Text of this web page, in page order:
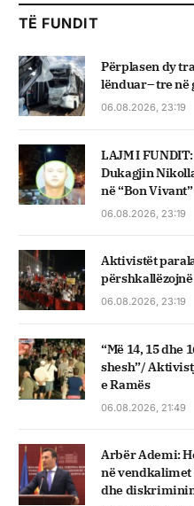
TË FUNDIT
Përplasen dy
lënduar– tre
06.08.2026, 23:19
LAJM I
Dukagjin
në “Bon Vivant”
06.08.2026, 23:19
Aktivistët
06.08.2026, 23:19
“Më 14, 15 dhe
shesh”/
e Ramës
06.08.2026, 21:49
Arbër Ademi:
në
dhe